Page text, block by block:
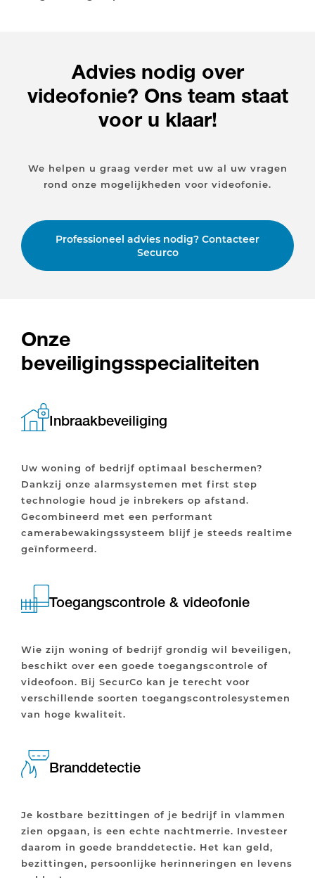
Advies nodig over
videofonie? Ons team staat
voor u klaar!
We helpen u graag verder met uw al uw vragen
rond onze mogelijkheden voor videofonie.
Professioneel advies nodig? Contacteer
Securco
Onze
beveiligingsspecialiteiten
Inbraakbeveiliging
Uw woning of bedrijf optimaal beschermen?
Dankzij onze alarmsystemen met first step
technologie houd je inbrekers op afstand.
Gecombineerd met een performant
camerabewakingssysteem blijf je steeds realtime
geïnformeerd.
Toegangscontrole & videofonie
Wie zijn woning of bedrijf grondig wil beveiligen,
beschikt over een goede toegangscontrole of
videofoon. Bij SecurCo kan je terecht voor
verschillende soorten toegangscontrolesystemen
van hoge kwaliteit.
Branddetectie
Je kostbare bezittingen of je bedrijf in vlammen
zien opgaan, is een echte nachtmerrie. Investeer
daarom in goede branddetectie. Het kan geld,
bezittingen, persoonlijke herinneringen en levens